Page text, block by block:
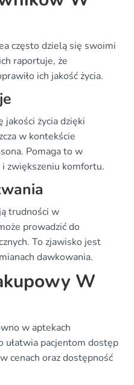
często dzielą się swoimi
raportuje, że
ich jakość życia.
jakości życia dzięki
w kontekście
Pomaga to w
zwiększeniu komfortu.
trudności w
prowadzić do
To zjawisko jest
dawkowania.
W
w aptekach
ułatwia pacjentom dostęp
cenach oraz dostępność